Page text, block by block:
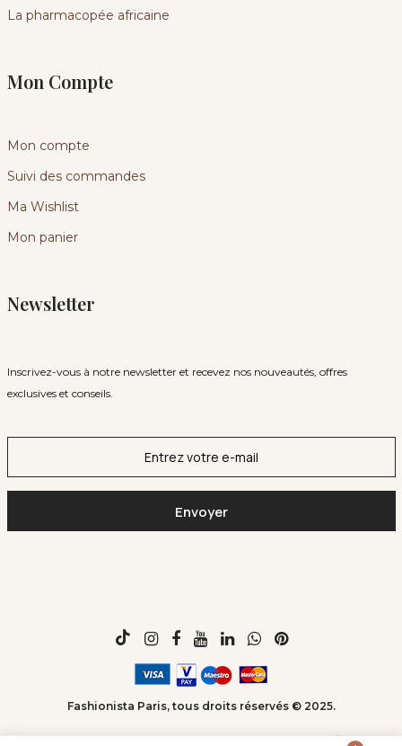
La pharmacopée africaine
Mon Compte
Mon compte
Suivi des commandes
Ma Wishlist
Mon panier
Newsletter
Inscrivez-vous à notre newsletter et recevez nos nouveautés, offres
exclusives et conseils.
Fashionista Paris, tous droits réservés © 2025.